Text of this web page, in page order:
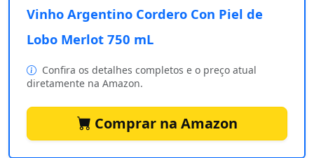
Vinho Argentino Cordero Con Piel de
Lobo Merlot 750 mL
Confira os detalhes completos e o preço atual
diretamente na Amazon.
Comprar na Amazon